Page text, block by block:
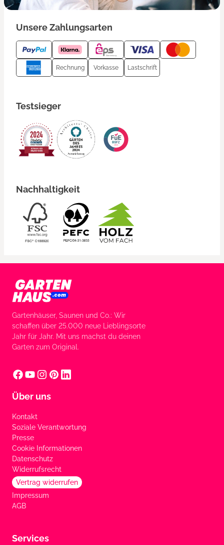
Unsere Zahlungsarten
Rechnung Vorkasse Lastschrift
Testsieger
Nachhaltigkeit
Gartenhäuser, Saunen und Co.: Wir
schaffen über 25.000 neue Lieblingsorte
Jahr für Jahr. Mit uns machst du deinen
Garten zum Original.
Über uns
Kontakt
Soziale Verantwortung
Presse
Cookie Informationen
Datenschutz
Widerrufsrecht
Vertrag widerrufen
Impressum
AGB
Services